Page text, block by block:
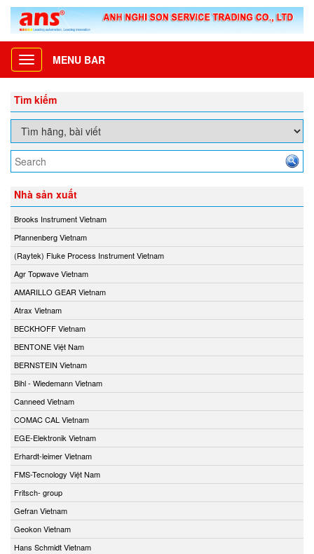
Toggle
navigation
MENU BAR
Tìm kiếm
Nhà sản xuất
Brooks Instrument Vietnam
Pfannenberg Vietnam
(Raytek) Fluke Process Instrument Vietnam
Agr Topwave Vietnam
AMARILLO GEAR Vietnam
Atrax Vietnam
BECKHOFF Vietnam
BENTONE Việt Nam
BERNSTEIN Vietnam
Bihl - Wiedemann Vietnam
Canneed Vietnam
COMAC CAL Vietnam
EGE-Elektronik Vietnam
Erhardt-leimer Vietnam
FMS-Tecnology Việt Nam
Fritsch- group
Gefran Vietnam
Geokon Vietnam
Hans Schmidt Vietnam